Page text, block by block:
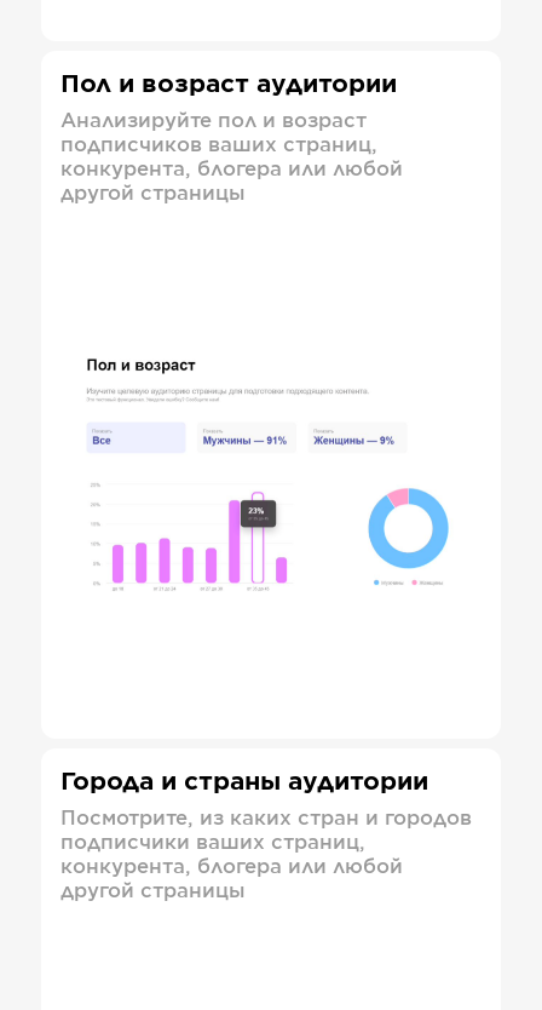
Пол и возраст аудитории
Анализируйте пол и возраст
подписчиков ваших страниц,
конкурента, блогера или любой
другой страницы
Города и страны аудитории
Посмотрите, из каких стран и городов
подписчики ваших страниц,
конкурента, блогера или любой
другой страницы